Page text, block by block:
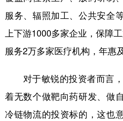
服务、辐照加工、公共安全
上下游1000多家企业，保障
服务2万多家医疗机构，年惠
对于敏锐的投资者而言，
着无数个做靶向药研发、做
冷链物流的投资标的，这也